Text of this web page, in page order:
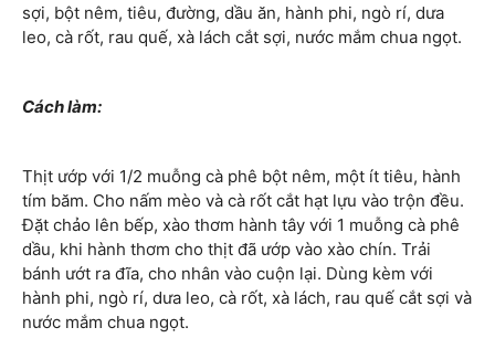
sợi, bột nêm, tiêu, đường, dầu ăn, hành phi, ngò rí, dưa
leo, cà rốt, rau quế, xà lách cắt sợi, nước mắm chua ngọt.
Cách làm:
Thịt ướp với 1/2 muỗng cà phê bột nêm, một ít tiêu, hành
tím băm. Cho nấm mèo và cà rốt cắt hạt lựu vào trộn đều.
Đặt chảo lên bếp, xào thơm hành tây với 1 muỗng cà phê
dầu, khi hành thơm cho thịt đã ướp vào xào chín. Trải
bánh ướt ra đĩa, cho nhân vào cuộn lại. Dùng kèm với
hành phi, ngò rí, dưa leo, cà rốt, xà lách, rau quế cắt sợi và
nước mắm chua ngọt.